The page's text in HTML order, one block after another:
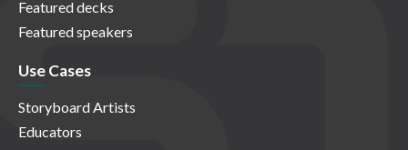
Featured decks
Featured speakers
Use Cases
Storyboard Artists
Educators